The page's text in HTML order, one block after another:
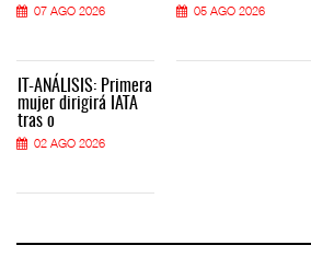
07 AGO 2026
IT-ANÁLISIS: Primera
mujer dirigirá IATA
tras o
02 AGO 2026
05 AGO 2026